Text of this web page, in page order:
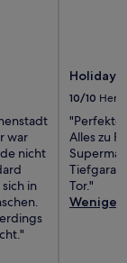
war
nicht
in
Holiday
10/10
Alles zu
Tor."
Weniger